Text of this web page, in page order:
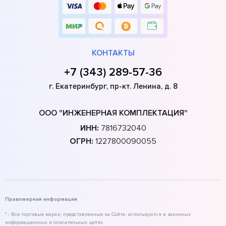
КОНТАКТЫ
+7 (343) 289-57-36
г. Екатеринбург, пр-кт. Ленина, д. 8
ООО "ИНЖЕНЕРНАЯ КОМПЛЕКТАЦИЯ"
ИНН: 7816732040
ОГРН: 1227800090055
Правомерная информация
* - Все торговые марки, представленные на Сайте, используются в законных
информационных и описательных целях.